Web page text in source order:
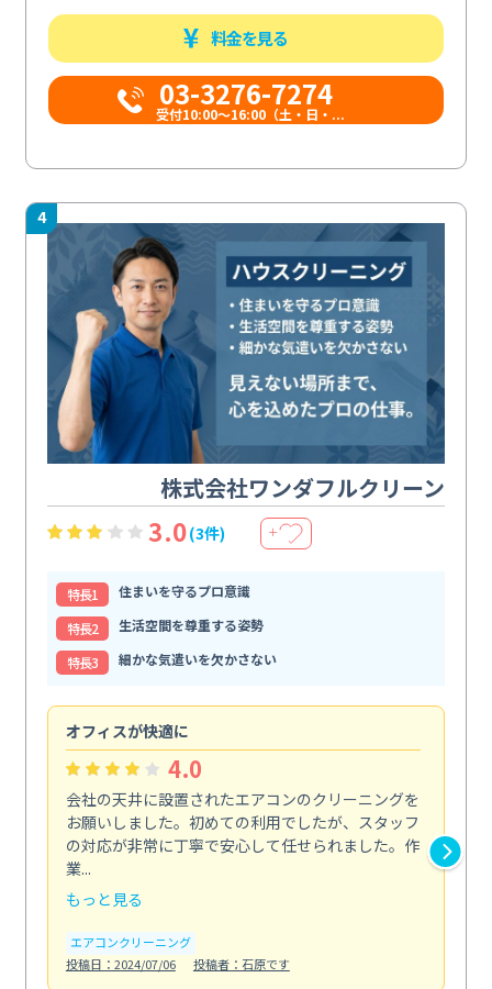
料金を見る
03-3276-7274
受付10:00〜16:00（土・日・...
4
株式会社ワンダフルクリーン
3.0(3件) ＋
特⻑1
住まいを守るプロ意識
特⻑2
生活空間を尊重する姿勢
特⻑3
細かな気遣いを欠かさない
オフィスが快適に
4.0
会社の天井に設置されたエアコンのクリーニングを
お願いしました。初めての利用でしたが、スタッフ
の対応が非常に丁寧で安心して任せられました。作
業...
もっと見る
エアコンクリーニング
投稿日：2024/07/06
投稿者：石原です